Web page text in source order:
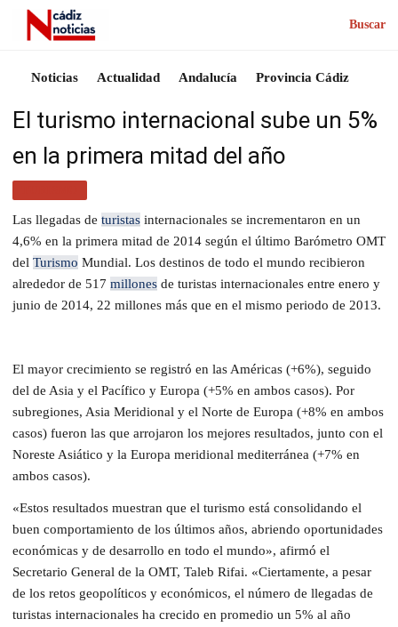
Buscar
Noticias Actualidad Andalucía Provincia Cádiz
El turismo internacional sube un 5%
en la primera mitad del año
Las llegadas de turistas internacionales se incrementaron en un
4,6% en la primera mitad de 2014 según el último Barómetro OMT
del Turismo Mundial. Los destinos de todo el mundo recibieron
alrededor de 517 millones de turistas internacionales entre enero y
junio de 2014, 22 millones más que en el mismo periodo de 2013.
El mayor crecimiento se registró en las Américas (+6%), seguido
del de Asia y el Pacífico y Europa (+5% en ambos casos). Por
subregiones, Asia Meridional y el Norte de Europa (+8% en ambos
casos) fueron las que arrojaron los mejores resultados, junto con el
Noreste Asiático y la Europa meridional mediterránea (+7% en
ambos casos).
«Estos resultados muestran que el turismo está consolidando el
buen comportamiento de los últimos años, abriendo oportunidades
económicas y de desarrollo en todo el mundo», afirmó el
Secretario General de la OMT, Taleb Rifai. «Ciertamente, a pesar
de los retos geopolíticos y económicos, el número de llegadas de
turistas internacionales ha crecido en promedio un 5% al año